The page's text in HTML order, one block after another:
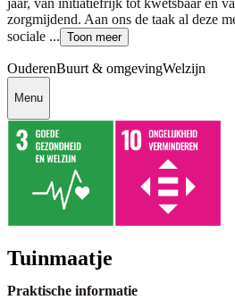
jaar, van initiatiefrijk tot kwetsbaar en
zorgmijdend. Aan ons de taak al deze
sociale ... Toon meer
OuderenBuurt & omgevingWelzijn
Menu
Tuinmaatje
Praktische informatie